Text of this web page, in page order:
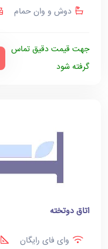
دوش و وان حمام
جهت قیمت دقیق تماس
گرفته شود
اتاق دوتخته
وای فای رایگان